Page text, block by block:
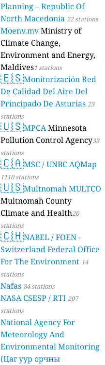
Planning – Republic Of
North Macedonia 22 stations
Moenv.mvMinistry of
Climate Change,
Environment and Energy,
Maldives1 stations
🇪🇸Monitorización Red
De Calidad Del Aire Del
Principado De Asturias 23
stations
🇺🇸MPCAMinnesota
Pollution Control Agency33
stations
🇨🇦MSC / UNBC AQMap
1110 stations
🇺🇸Multnomah MULTCO
Multnomah County
Climate and Health20
stations
🇨🇭NABEL / FOEN -
Switzerland Federal Office
For The Environment 14
stations
Nafas 84 stations
NASA CSESP / RTI 207
stations
National Agency For
Meteorology And
Environmental Monitoring
(Цаг уур орчны